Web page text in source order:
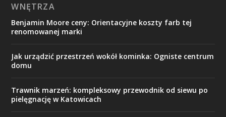
WNĘTRZA
Benjamin Moore ceny: Orientacyjne koszty farb tej
renomowanej marki
Jak urządzić przestrzeń wokół kominka: Ogniste centrum
domu
Trawnik marzeń: kompleksowy przewodnik od siewu po
pielęgnację w Katowicach